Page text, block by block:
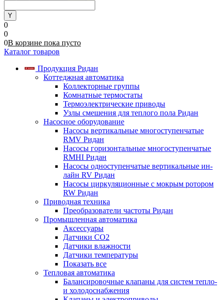
0
0
0В корзине пока пусто
Каталог товаров
Продукция Ридан
Коттеджная автоматика
Коллекторные группы
Комнатные термостаты
Термоэлектрические приводы
Узлы смешения для теплого пола Ридан
Насосное оборудование
Насосы вертикальные многоступенчатые
RMV Ридан
Насосы горизонтальные многоступенчатые
RMHI Ридан
Насосы одноступенчатые вертикальные ин-
лайн RV Ридан
Насосы циркуляционные с мокрым ротором
RW Ридан
Приводная техника
Преобразователи частоты Ридан
Промышленная автоматика
Аксессуары
Датчики CO2
Датчики влажности
Датчики температуры
Показать все
Тепловая автоматика
Балансировочные клапаны для систем тепло-
и холодоснабжения